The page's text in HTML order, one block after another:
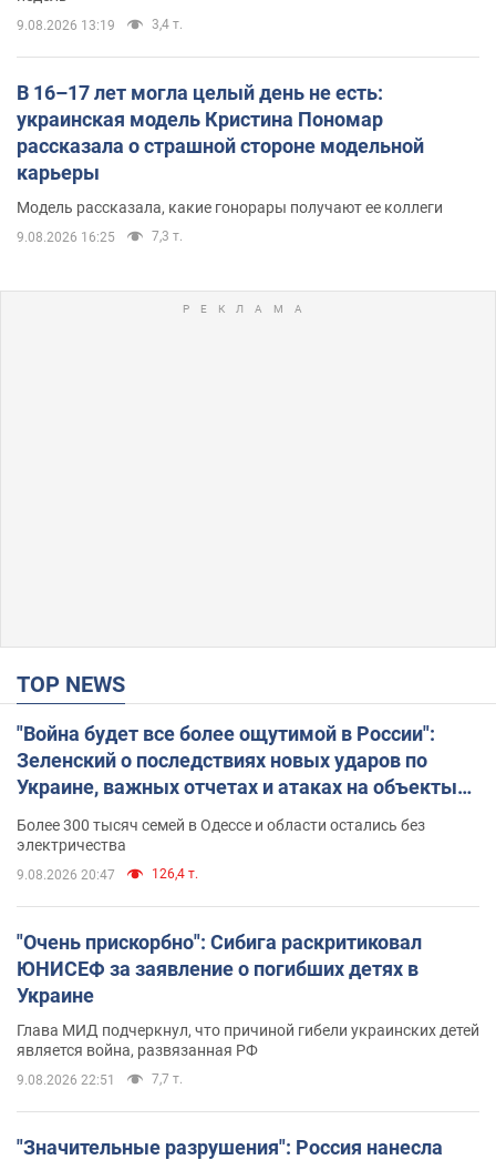
9.08.2026 13:19 3,4 т.
В 16–17 лет могла целый день не есть:
украинская модель Кристина Пономар
рассказала о страшной стороне модельной
карьеры
Модель рассказала, какие гонорары получают ее коллеги
9.08.2026 16:25 7,3 т.
TOP NEWS
"Война будет все более ощутимой в России":
Зеленский о последствиях новых ударов по
Украине, важных отчетах и атаках на объекты
противника. Видео
Более 300 тысяч семей в Одессе и области остались без
электричества
9.08.2026 20:47 126,4 т.
"Очень прискорбно": Сибига раскритиковал
ЮНИСЕФ за заявление о погибших детях в
Украине
Глава МИД подчеркнул, что причиной гибели украинских детей
является война, развязанная РФ
9.08.2026 22:51 7,7 т.
"Значительные разрушения": Россия нанесла